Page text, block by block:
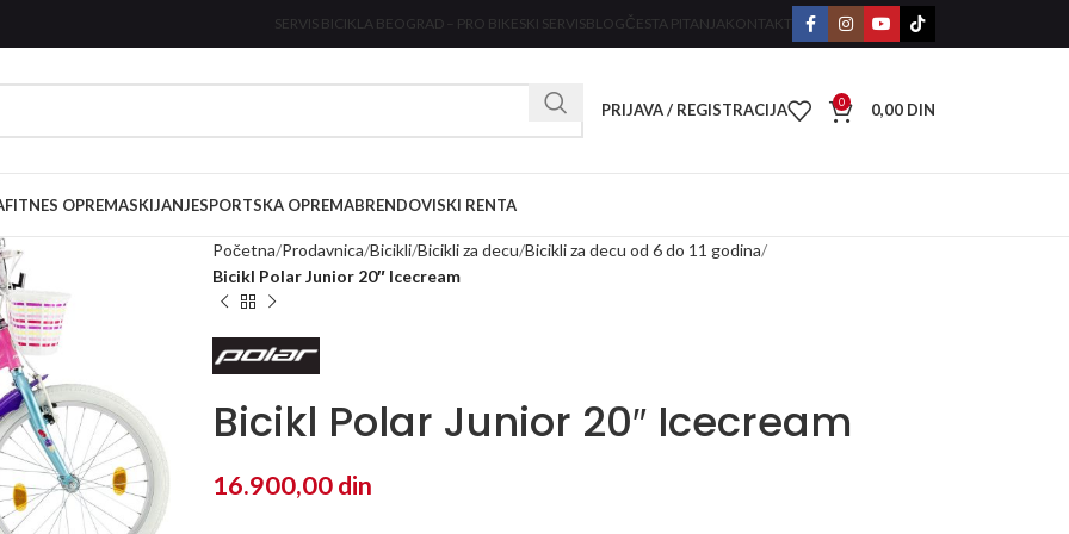
SERVIS BICIKLA BEOGRAD – PRO BIKE SKI SERVISBLOGČESTA PITANJAKONTAKT
PRIJAVA / REGISTRACIJA 0 0,00 DIN
FITNES OPREMASKIJANJESPORTSKA OPREMABRENDOVISKI RENTA
Početna Prodavnica Bicikli Bicikli za decu Bicikli za decu od 6 do 11 godina
Bicikl Polar Junior 20″ Icecream
Bicikl Polar Junior 20″ Icecream
16.900,00din